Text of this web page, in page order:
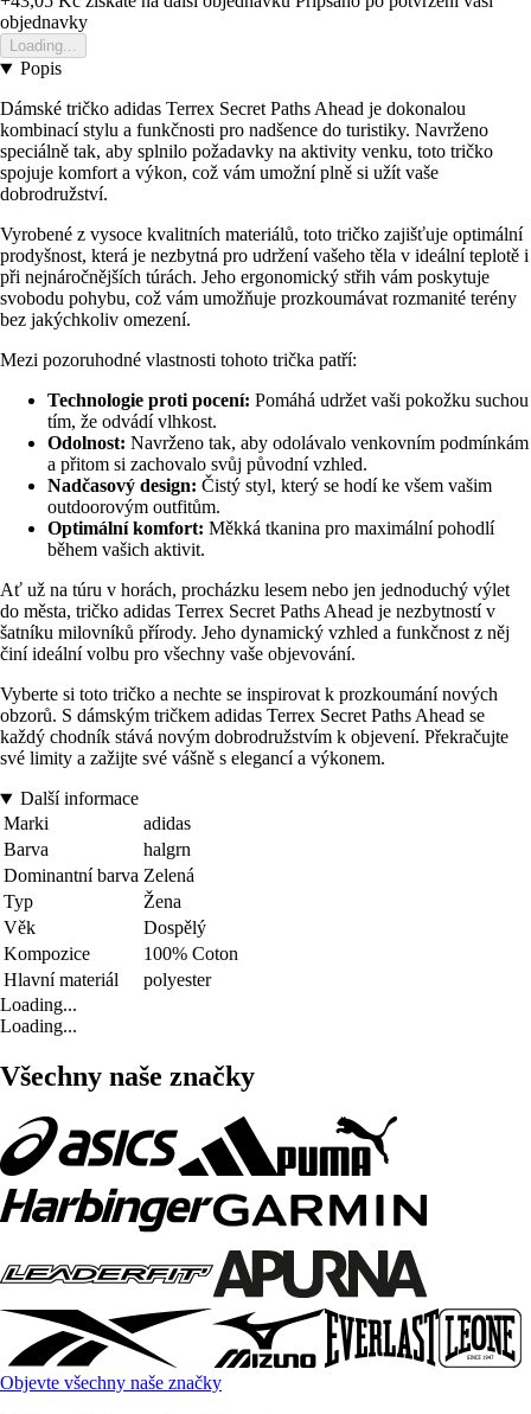
objednavky
Loading...
Popis
Dámské tričko adidas Terrex Secret Paths Ahead je dokonalou
kombinací stylu a funkčnosti pro nadšence do turistiky. Navrženo
speciálně tak, aby splnilo požadavky na aktivity venku, toto tričko
spojuje komfort a výkon, což vám umožní plně si užít vaše
dobrodružství.
Vyrobené z vysoce kvalitních materiálů, toto tričko zajišťuje optimální
prodyšnost, která je nezbytná pro udržení vašeho těla v ideální teplotě i
při nejnáročnějších túrách. Jeho ergonomický střih vám poskytuje
svobodu pohybu, což vám umožňuje prozkoumávat rozmanité terény
bez jakýchkoliv omezení.
Mezi pozoruhodné vlastnosti tohoto trička patří:
Technologie proti pocení: Pomáhá udržet vaši pokožku suchou
tím, že odvádí vlhkost.
Odolnost: Navrženo tak, aby odolávalo venkovním podmínkám
a přitom si zachovalo svůj původní vzhled.
Nadčasový design: Čistý styl, který se hodí ke všem vašim
outdoorovým outfitům.
Optimální komfort: Měkká tkanina pro maximální pohodlí
během vašich aktivit.
Ať už na túru v horách, procházku lesem nebo jen jednoduchý výlet
do města, tričko adidas Terrex Secret Paths Ahead je nezbytností v
šatníku milovníků přírody. Jeho dynamický vzhled a funkčnost z něj
činí ideální volbu pro všechny vaše objevování.
Vyberte si toto tričko a nechte se inspirovat k prozkoumání nových
obzorů. S dámským tričkem adidas Terrex Secret Paths Ahead se
každý chodník stává novým dobrodružstvím k objevení. Překračujte
své limity a zažijte své vášně s elegancí a výkonem.
Další informace
Marki
adidas
Barva
halgrn
Dominantní barva Zelená
Typ
Žena
Věk
Dospělý
Kompozice
100% Coton
Hlavní materiál
polyester
Loading...
Loading...
Všechny naše značky
Objevte všechny naše značky